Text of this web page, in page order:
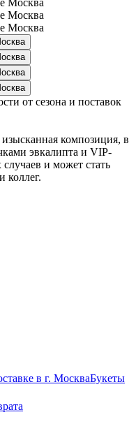
от сезона и поставок
композиция, в
эвкалипта и VIP-
и может стать
коллег.
в г. МоскваБукеты